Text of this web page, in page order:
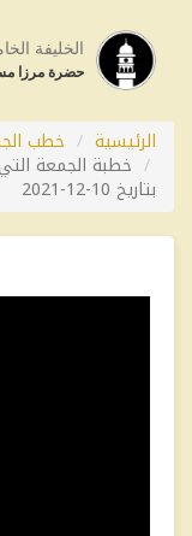
الخليفة
حضرة مرزا
الرئيسية خطب
خطبة الجمعة
بتاريخ 10-12-2021